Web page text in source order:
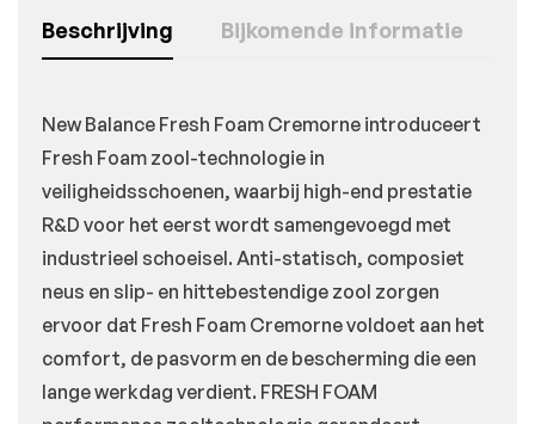
Beschrijving Bijkomende informatie
New Balance Fresh Foam Cremorne introduceert
Fresh Foam zool-technologie in
veiligheidsschoenen, waarbij high-end prestatie
R&D voor het eerst wordt samengevoegd met
industrieel schoeisel. Anti-statisch, composiet
neus en slip- en hittebestendige zool zorgen
ervoor dat Fresh Foam Cremorne voldoet aan het
comfort, de pasvorm en de bescherming die een
lange werkdag verdient. FRESH FOAM